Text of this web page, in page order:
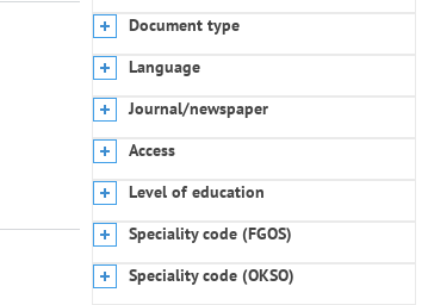
Document type
Language
Journal/newspaper
Access
Level of education
Speciality code (FGOS)
Speciality code (OKSO)